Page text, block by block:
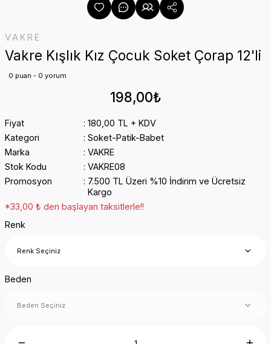
VAKRE
Vakre Kışlık Kız Çocuk Soket Çorap 12'li
0 puan - 0 yorum
198,00₺
Fiyat
180,00 TL + KDV
Kategori
Soket-Patik-Babet
Marka
VAKRE
Stok Kodu
VAKRE08
Promosyon
7.500 TL Üzeri %10 İndirim ve Ücretsiz
Kargo
*33,00 ₺ den başlayan taksitlerle!!
Renk
Beden